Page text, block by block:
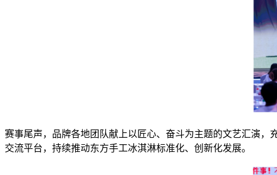
赛事尾声，品牌各地团队献上以匠心、奋斗为主题的文艺汇演
交流平台，持续推动东方手工冰淇淋标准化、创新化发展。